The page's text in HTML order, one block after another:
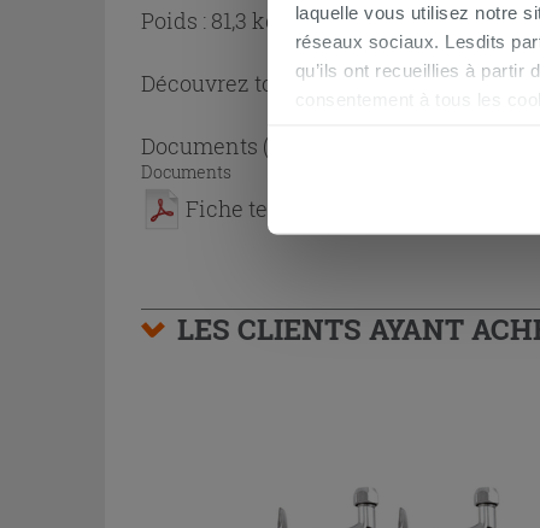
laquelle vous utilisez notre
réseaux sociaux. Lesdits
qu’ils ont recueillies à
consentement à tous les
Poids : 81,3 kg
Découvrez toute la collection Cabine
Documents ( 1 - 1 sur 1 )
Documents
Fiche technique
LES CLIENTS AYANT